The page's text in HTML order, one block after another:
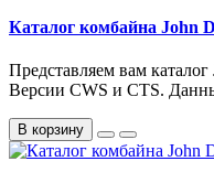
Каталог комбайна John
Представляем вам
Версии CWS и CTS.
В корзину